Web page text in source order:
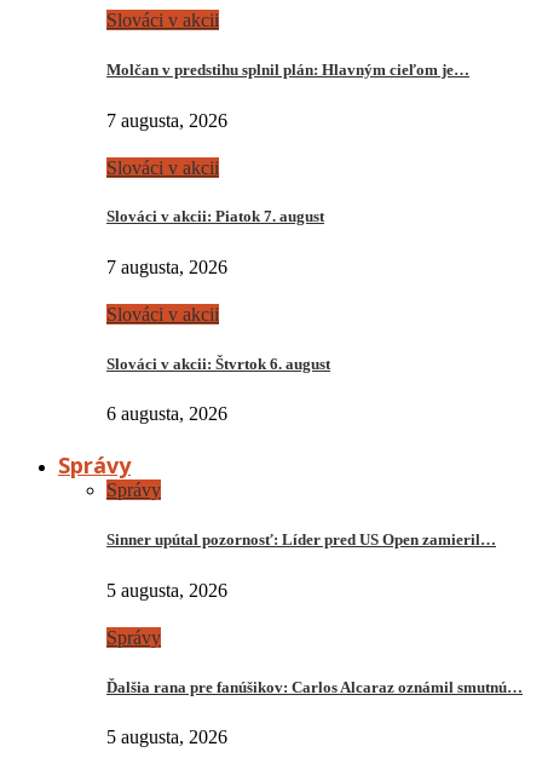
Slováci v akcii
Molčan v predstihu splnil plán: Hlavným cieľom je…
7 augusta, 2026
Slováci v akcii
Slováci v akcii: Piatok 7. august
7 augusta, 2026
Slováci v akcii
Slováci v akcii: Štvrtok 6. august
6 augusta, 2026
Správy
Správy
Sinner upútal pozornosť: Líder pred US Open zamieril…
5 augusta, 2026
Správy
Ďalšia rana pre fanúšikov: Carlos Alcaraz oznámil smutnú…
5 augusta, 2026